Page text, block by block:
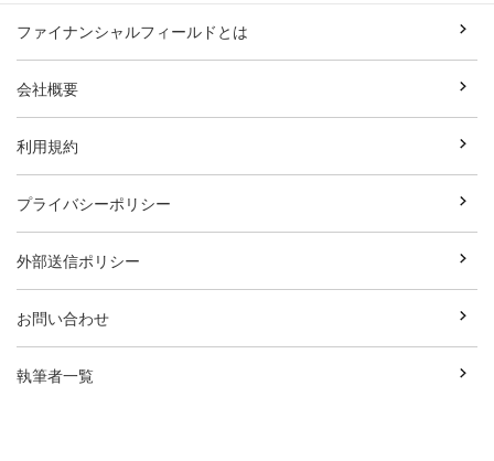
ファイナンシャルフィールドとは
会社概要
利用規約
プライバシーポリシー
外部送信ポリシー
お問い合わせ
執筆者一覧